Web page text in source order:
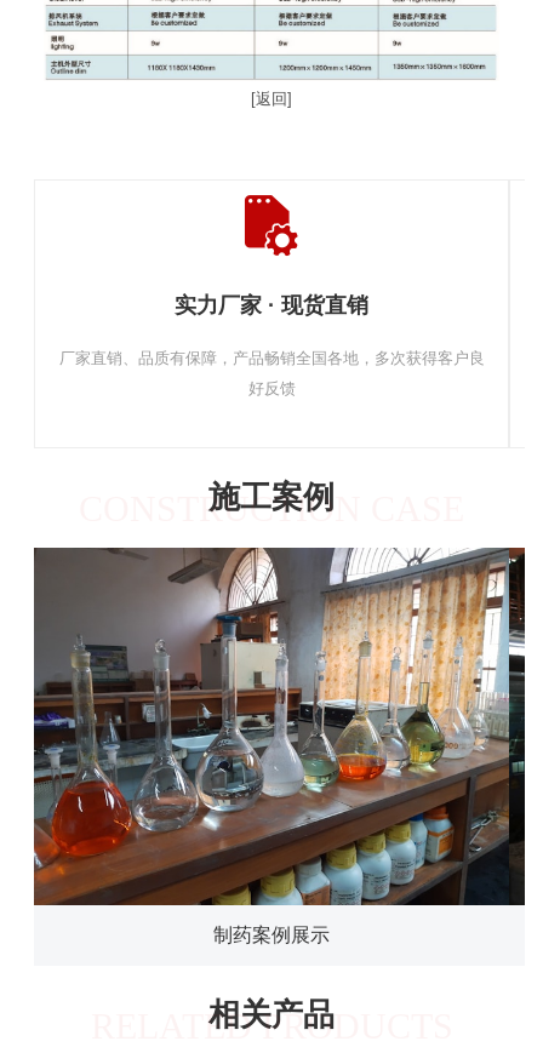
[返回]
实力厂家 · 现货直销
厂家直销、品质有保障，产品畅销全国各地，多次获得客户良
好反馈
施工案例
CONSTRUCTION CASE
制药案例展示
相关产品
RELATED PRODUCTS